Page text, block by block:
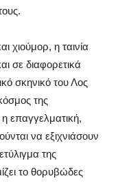
χιούμορ, η ταινία
σε διαφορετικά
σκηνικό του Λος
της
επαγγελματική,
να εξιχνιάσουν
της
το θορυβώδες